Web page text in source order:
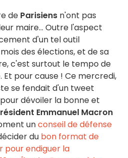
de Parisiens n'ont pas
maire... Outre l'aspect
d'un tel outil
des élections, et de sa
c'est surtout le tempo de
Et pour cause ! Ce mercredi,
se fendait d'un tweet
dévoiler la bonne et
Emmanuel Macron
unconseil de défense
du bon format de
endiguer la